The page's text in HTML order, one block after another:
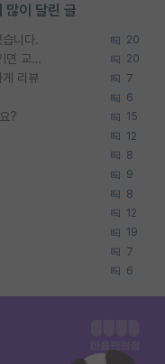
많이 달린 글
니다. 20
SSH 박사과정을 그만두고 지방대 박사로 옮기면 교수의 꿈은 끝일까요? 20
게 리뷰 7
6
? 15
12
8
9
8
12
19
7
6